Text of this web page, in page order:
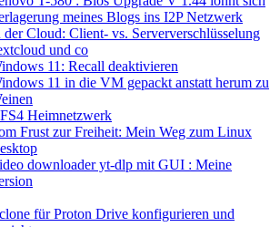
meines Blogs ins I2P Netzwerk
der Cloud: Client- vs. Serververschlüsselung
und co
11: Recall deaktivieren
11 in die VM gepackt anstatt herum zu
Heimnetzwerk
Frust zur Freiheit: Mein Weg zum Linux
downloader yt-dlp mit GUI : Meine
für Proton Drive konfigurieren und